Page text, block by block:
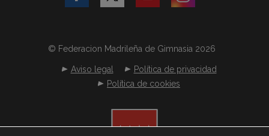
© Federacion Madrileña de Gimnasia 2026
Aviso legal
Política de privacidad
Política de cookies